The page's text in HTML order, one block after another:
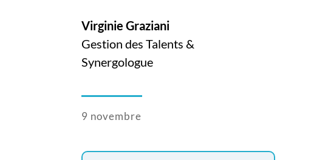
Virginie Graziani
Gestion des Talents &
Synergologue
9 novembre